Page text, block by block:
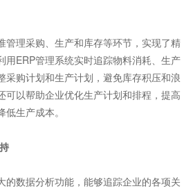
理采购、生产和库存等环节，实现了精
用ERP管理系统实时追踪物料消耗、生产
采购计划和生产计划，避免库存积压和浪
可以帮助企业优化生产计划和排程，提高
生产成本。
数据分析功能，能够追踪企业的各项关